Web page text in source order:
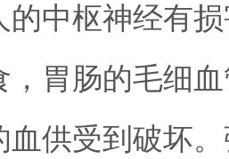
的中枢神经有
，胃肠的毛细
血供受到破坏